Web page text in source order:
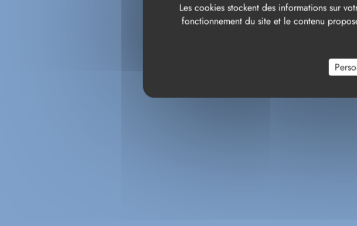
Les cookies stockent des informations sur
fonctionnement du site et le contenu